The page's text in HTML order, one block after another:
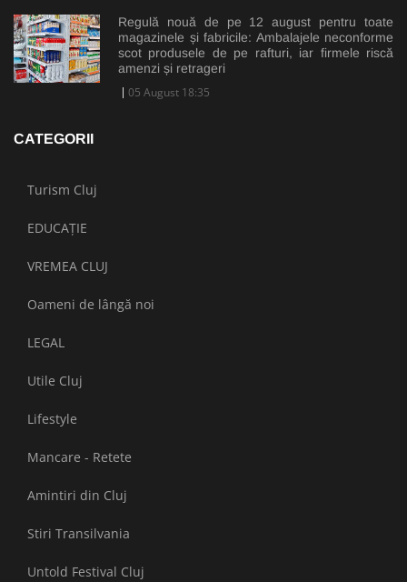
Regulă nouă de pe 12 august pentru toate
magazinele și fabricile: Ambalajele neconforme
scot produsele de pe rafturi, iar firmele riscă
amenzi și retrageri
05 August 18:35
CATEGORII
Turism Cluj
EDUCAȚIE
VREMEA CLUJ
Oameni de lângă noi
LEGAL
Utile Cluj
Lifestyle
Mancare - Retete
Amintiri din Cluj
Stiri Transilvania
Untold Festival Cluj